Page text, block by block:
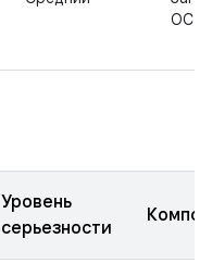
ОС
Уровень
серьезности